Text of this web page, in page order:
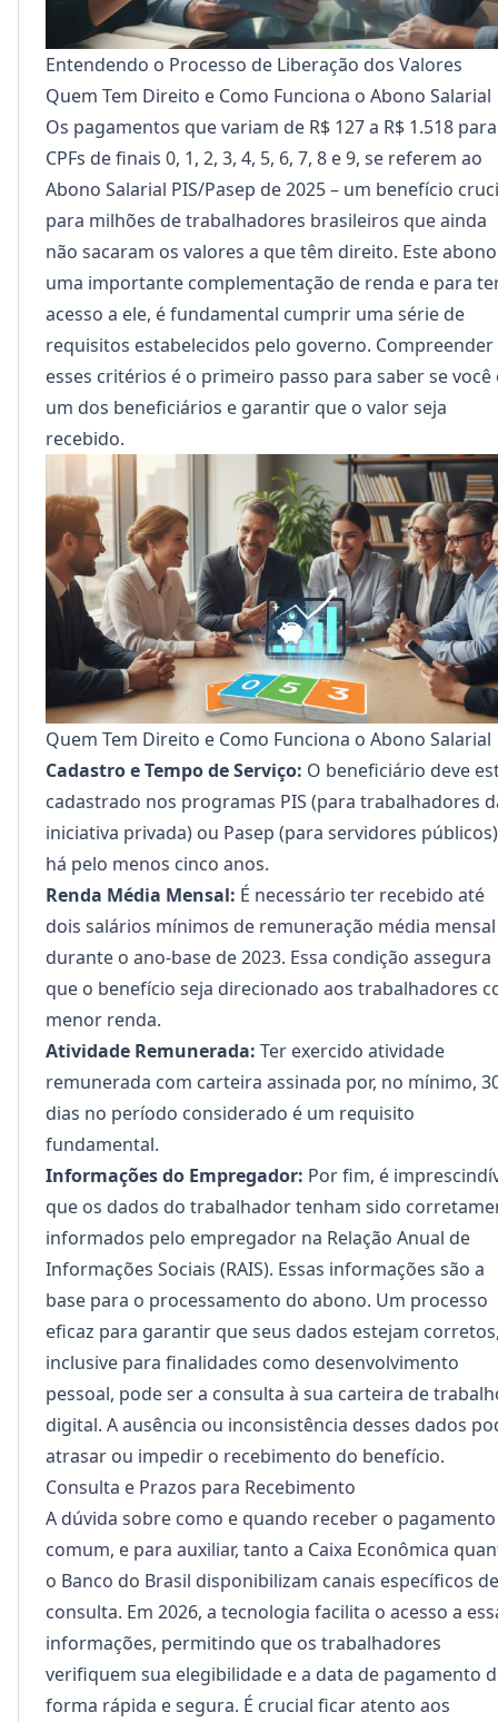
Entendendo o Processo de Liberação dos Valores
Quem Tem Direito e Como Funciona o Abono Salarial
Os pagamentos que variam de R$ 127 a R$ 1.518 para
CPFs de finais 0, 1, 2, 3, 4, 5, 6, 7, 8 e 9, se referem ao
Abono Salarial PIS/Pasep de 2025 – um benefício
para milhões de trabalhadores brasileiros que ainda
não sacaram os valores a que têm direito. Este
uma importante complementação de renda e para
acesso a ele, é fundamental cumprir uma série de
requisitos estabelecidos pelo governo. Compreender
esses critérios é o primeiro passo para saber se você
um dos beneficiários e garantir que o valor seja
recebido.
Quem Tem Direito e Como Funciona o Abono Salarial
Cadastro e Tempo de Serviço: O beneficiário deve
cadastrado nos programas PIS (para trabalhadores
iniciativa privada) ou Pasep (para servidores públicos)
há pelo menos cinco anos.
Renda Média Mensal: É necessário ter recebido até
dois salários mínimos de remuneração média mensal
durante o ano-base de 2023. Essa condição assegura
que o benefício seja direcionado aos trabalhadores
menor renda.
Atividade Remunerada: Ter exercido atividade
remunerada com carteira assinada por, no mínimo,
dias no período considerado é um requisito
fundamental.
Informações do Empregador: Por fim, é
que os dados do trabalhador tenham sido
informados pelo empregador na Relação Anual de
Informações Sociais (RAIS). Essas informações são a
base para o processamento do abono. Um processo
eficaz para garantir que seus dados estejam
inclusive para finalidades como desenvolvimento
pessoal, pode ser a consulta à sua carteira de
digital. A ausência ou inconsistência desses dados
atrasar ou impedir o recebimento do benefício.
Consulta e Prazos para Recebimento
A dúvida sobre como e quando receber o
comum, e para auxiliar, tanto a Caixa Econômica
o Banco do Brasil disponibilizam canais específicos de
consulta. Em 2026, a tecnologia facilita o acesso a
informações, permitindo que os trabalhadores
verifiquem sua elegibilidade e a data de pagamento
forma rápida e segura. É crucial ficar atento aos